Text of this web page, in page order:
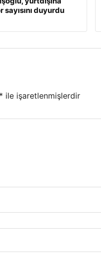
duyurdu
* ile işaretlenmişlerdir